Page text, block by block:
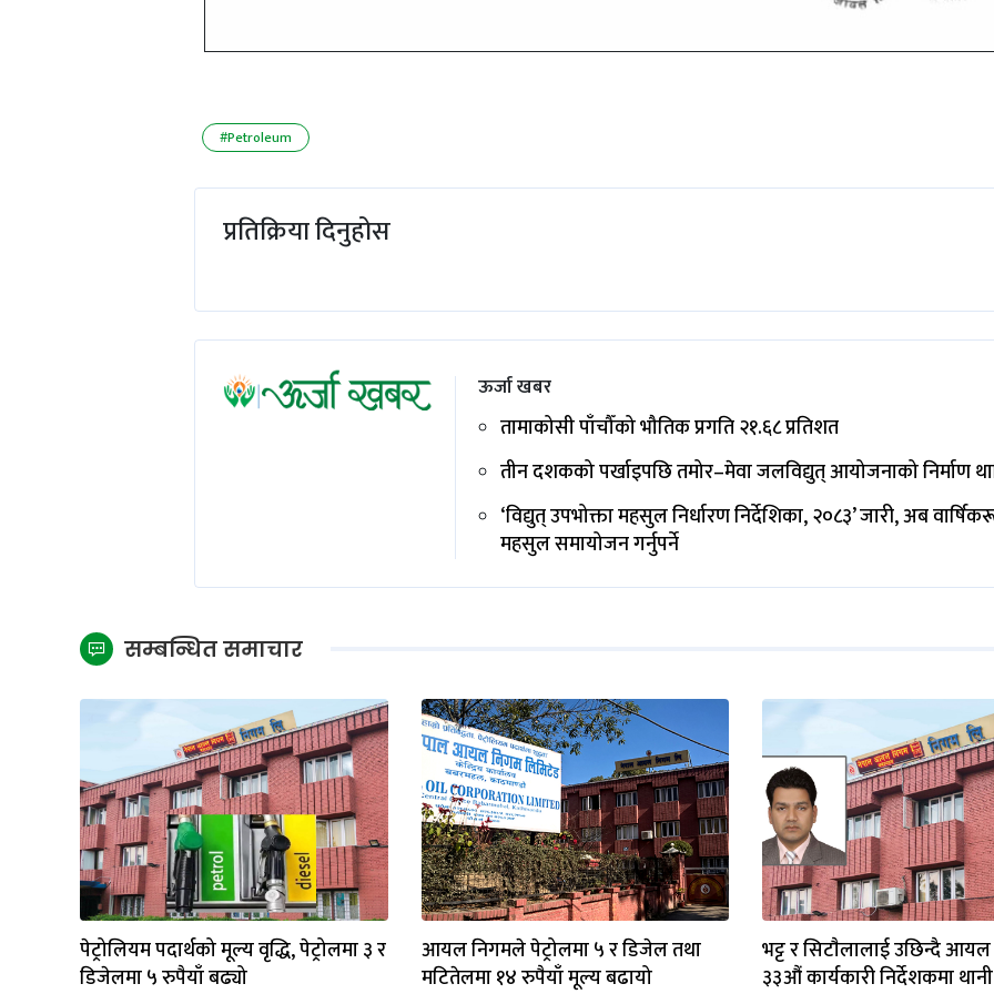
#Petroleum
प्रतिक्रिया दिनुहोस
ऊर्जा खबर
तामाकोसी पाँचौँको भौतिक प्रगति २१.६८ प्रतिशत
तीन दशकको पर्खाइपछि तमोर–मेवा जलविद्युत् आयोजनाको निर्माण
‘विद्युत् उपभोक्ता महसुल निर्धारण निर्देशिका, २०८३’ जारी, अब
महसुल समायोजन गर्नुपर्ने
सम्बन्धित समाचार
पेट्रोलियम पदार्थको मूल्य वृद्धि, पेट्रोलमा ३ र
डिजेलमा ५ रुपैयाँ बढ्यो
आयल निगमले पेट्रोलमा ५ र डिजेल तथा
मटितेलमा १४ रुपैयाँ मूल्य बढायो
भट्ट र सिटाैलालाई उछिन्दै
३३औं कार्यकारी निर्देशकमा थानी